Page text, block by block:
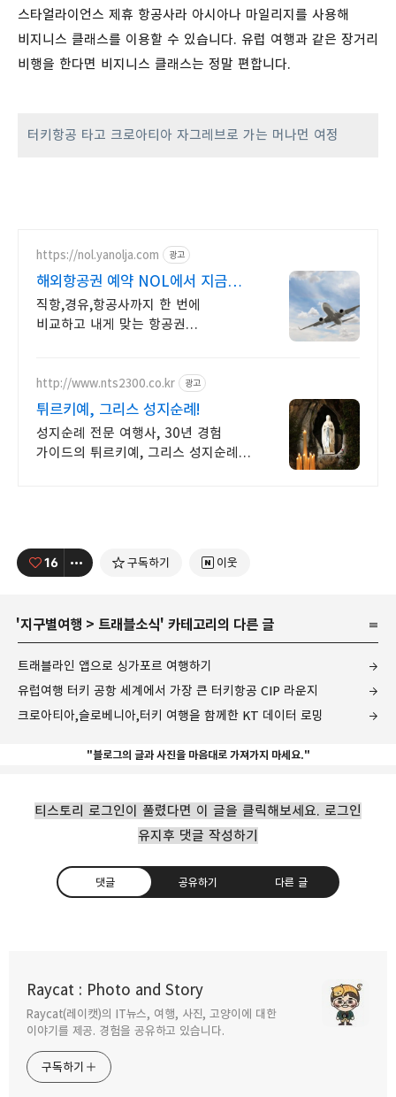
스타얼라이언스 제휴 항공사라 아시아나 마일리지를 사용해
비지니스 클래스를 이용할 수 있습니다. 유럽 여행과 같은 장거리
비행을 한다면 비지니스 클래스는 정말 편합니다.
터키항공 타고 크로아티아 자그레브로 가는 머나먼 여정
https://nol.yanolja.com 광고
해외항공권 예약 NOL에서 지금
인기 해외노선 특가
직항,경유,항공사까지 한 번에
비교하고 내게 맞는 항공권
http://www.nts2300.co.kr 광고
튀르키예, 그리스 성지순례!
성지순례 전문 여행사, 30년 경험
가이드의 튀르키예, 그리스 성지순례
16 구독하기 이웃
'지구별여행 > 트래블소식' 카테고리의 다른 글
트래블라인 앱으로 싱가포르 여행하기
유럽여행 터키 공항 세계에서 가장 큰 터키항공 CIP 라운지
크로아티아,슬로베니아,터키 여행을 함께한 KT 데이터 로밍
"블로그의 글과 사진을 마음대로 가져가지 마세요."
티스토리 로그인이 풀렸다면 이 글을 클릭해보세요. 로그인
유지후 댓글 작성하기
댓글 공유하기 다른 글
Raycat : Photo and Story
Raycat(레이캣)의 IT뉴스, 여행, 사진, 고양이에 대한
이야기를 제공. 경험을 공유하고 있습니다.
구독하기
구독하기 카카오톡
목베게
2017.04.05
트래블라인 앱으로 싱가포르 여행하기